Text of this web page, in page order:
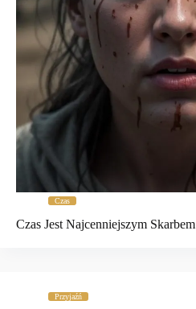
Czas
Czas Jest Najcenniejszym Skarbem
Przyjaźń